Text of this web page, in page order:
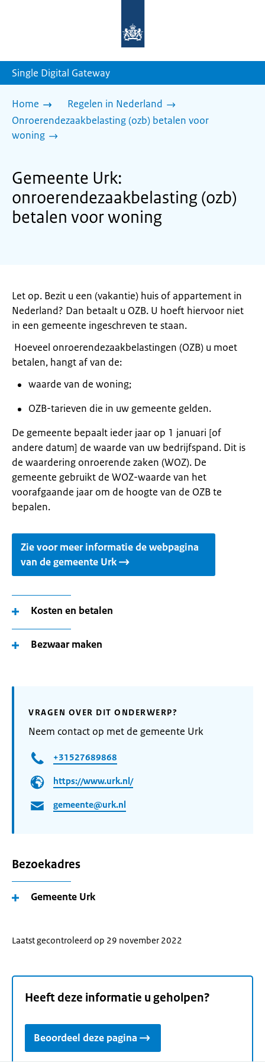
homepage
Single Digital Gateway
Home
Regelen in Nederland
Onroerendezaakbelasting (ozb) betalen voor
woning
Gemeente Urk:
onroerendezaakbelasting (ozb)
betalen voor woning
Let op. Bezit u een (vakantie) huis of appartement in
Nederland? Dan betaalt u OZB. U hoeft hiervoor niet
in een gemeente ingeschreven te staan.
Hoeveel onroerendezaakbelastingen (OZB) u moet
betalen, hangt af van de:
waarde van de woning;
OZB-tarieven die in uw gemeente gelden.
De gemeente bepaalt ieder jaar op 1 januari [of
andere datum] de waarde van uw bedrijfspand. Dit is
de waardering onroerende zaken (WOZ). De
gemeente gebruikt de WOZ-waarde van het
voorafgaande jaar om de hoogte van de OZB te
bepalen.
Zie voor meer informatie de webpagina
van de gemeente Urk
Kosten en betalen
Bezwaar maken
VRAGEN OVER DIT ONDERWERP?
Neem contact op met de gemeente Urk
+31527689868
https://www.urk.nl/
gemeente@urk.nl
Bezoekadres
Gemeente Urk
Laatst gecontroleerd op 29 november 2022
Heeft deze informatie u geholpen?
Beoordeel deze pagina